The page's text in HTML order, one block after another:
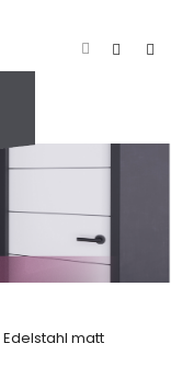
Edelstahl matt